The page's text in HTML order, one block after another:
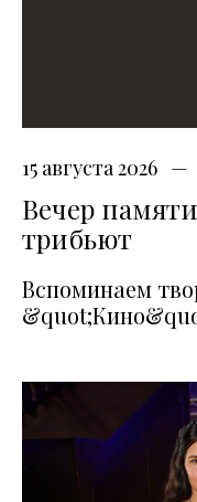
15 августа 2026
Вечер
трибьют
Вспоминаем